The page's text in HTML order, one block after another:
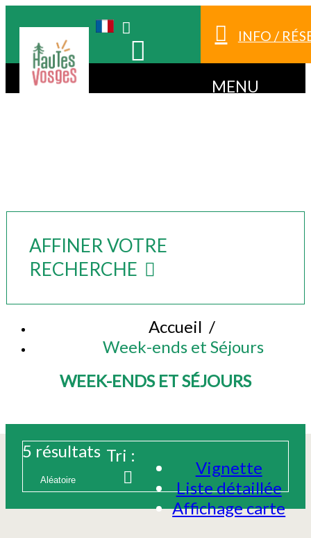
INFO /
MENU
AFFINER VOTRE
RECHERCHE
Accueil /
Week-ends et Séjours
WEEK-ENDS ET SÉJOURS
Vignette
Liste détaillée
Affichage carte
5 résultats Tri :